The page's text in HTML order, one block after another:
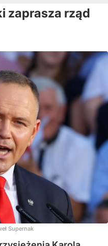
zaprasza rząd
Supernak